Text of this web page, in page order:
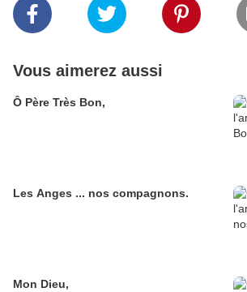
Vous aimerez aussi
Ô Père Très Bon,
Les Anges ... nos compagnons.
Mon Dieu,